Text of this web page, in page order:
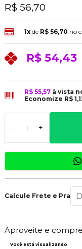
R$ 56,70
1xde R$ 56,70 no
R$ 54,43
R$ 55,57 à vista
Economize R$
- +
Calcule Frete e Prazo
Aproveite e
Você está visualizando